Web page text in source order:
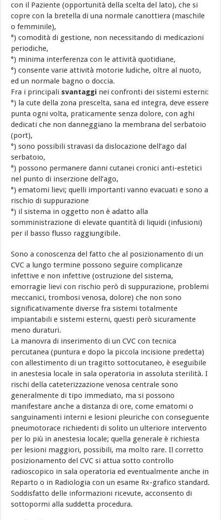
con il Paziente (opportunità della scelta del lato), che si
copre con la bretella di una normale canottiera (maschile
o femminile),
°) comodità di gestione, non necessitando di medicazioni
periodiche,
°) minima interferenza con le attività quotidiane,
°) consente varie attività motorie ludiche, oltre al nuoto,
ed un normale bagno o doccia.
Fra i principali svantaggi nei confronti dei sistemi esterni:
°) la cute della zona prescelta, sana ed integra, deve essere
punta ogni volta, praticamente senza dolore, con aghi
dedicati che non danneggiano la membrana del serbatoio
(port),
°) sono possibili stravasi da dislocazione dell’ago dal
serbatoio,
°) possono permanere danni cutanei cronici anti-estetici
nel punto di inserzione dell’ago,
°) ematomi lievi; quelli importanti vanno evacuati e sono a
rischio di suppurazione
°) il sistema in oggetto non è adatto alla
somministrazione di elevate quantità di liquidi (infusioni)
per il basso flusso raggiungibile.
Sono a conoscenza del fatto che al posizionamento di un
CVC a lungo termine possono seguire complicanze
infettive e non infettive (ostruzione del sistema,
emorragie lievi con rischio però di suppurazione, problemi
meccanici, trombosi venosa, dolore) che non sono
significativamente diverse fra sistemi totalmente
impiantabili e sistemi esterni, questi però sicuramente
meno duraturi.
La manovra di inserimento di un CVC con tecnica
percutanea (puntura e dopo la piccola incisione predetta)
con allestimento di un tragitto sottocutaneo, è eseguibile
in anestesia locale in sala operatoria in assoluta sterilità. I
rischi della cateterizzazione venosa centrale sono
generalmente di tipo immediato, ma si possono
manifestare anche a distanza di ore, come ematomi o
sanguinamenti interni e lesioni pleuriche con conseguente
pneumotorace richiedenti di solito un ulteriore intervento
per lo più in anestesia locale; quella generale è richiesta
per lesioni maggiori, possibili, ma molto rare. Il corretto
posizionamento del CVC si attua sotto controllo
radioscopico in sala operatoria ed eventualmente anche in
Reparto o in Radiologia con un esame Rx-grafico standard.
Soddisfatto delle informazioni ricevute, acconsento di
sottopormi alla suddetta procedura.